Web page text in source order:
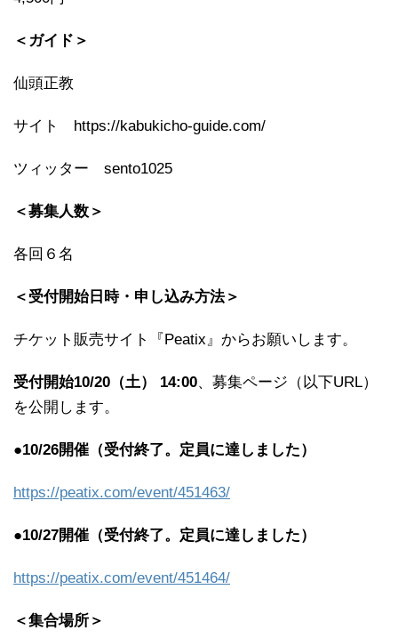
＜ガイド＞
仙頭正教
サイト https://kabukicho-guide.com/
ツィッター sento1025
＜募集人数＞
各回６名
＜受付開始日時・申し込み方法＞
チケット販売サイト『Peatix』からお願いします。
受付開始10/20（土） 14:00、募集ページ（以下URL）
を公開します。
●10/26開催（受付終了。定員に達しました）
https://peatix.com/event/451463/
●10/27開催（受付終了。定員に達しました）
https://peatix.com/event/451464/
＜集合場所＞